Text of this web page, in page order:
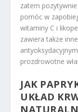
zatem
pomóc w
witaminy C i
zawiera także
prozdrowotne
JAK
UKŁAD